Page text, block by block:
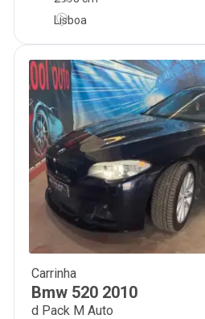
Lisboa
Carrinha
Bmw 520 2010
d Pack M Auto